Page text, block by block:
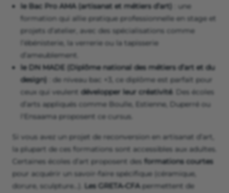
le Bac Pro AMA (artisanat et métiers d’art)
: une
formation qui allie pratique professionnelle en stage et
projets d’atelier, avec des spécialisations comme
l’ébénisterie, la verrerie ou la tapisserie
d’ameublement.
le DN MADE (Diplôme national des métiers d’art et du
design)
: de niveau bac +3, ce diplôme est parfait pour
ceux qui veulent développer leur créativité. Des écoles
d’arts appliqués comme Boulle, Estienne, Duperré ou
l'Ensaama proposent ce cursus.
Si vous avez un projet de reconversion en artisanat d’art,
la plupart de ces formations sont accessibles aux adultes.
Certaines écoles d’art proposent des formations courtes
pour acquérir un savoir-faire spécifique (céramique,
dorure, sculpture…).
Les GRETA-CFA permettent de